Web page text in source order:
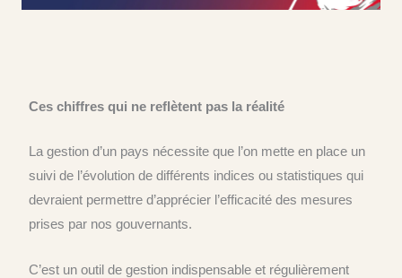
Ces chiffres qui ne reflètent pas la réalité
La gestion d’un pays nécessite que l’on mette en place un
suivi de l’évolution de différents indices ou statistiques qui
devraient permettre d’apprécier l’efficacité des mesures
prises par nos gouvernants.
C’est un outil de gestion indispensable et régulièrement